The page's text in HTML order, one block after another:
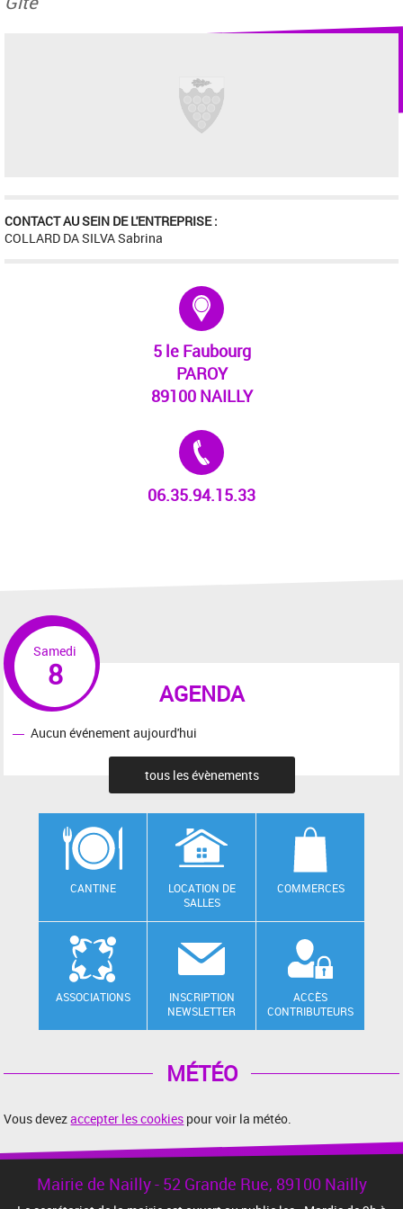
CONTACT AU SEIN DE L'ENTREPRISE :
COLLARD DA SILVA Sabrina
5 le Faubourg
PAROY
89100 NAILLY
06.35.94.15.33
AGENDA
Samedi
8
Aucun événement aujourd'hui
tous les évènements
CANTINE
LOCATION DE
SALLES
COMMERCES
ASSOCIATIONS
INSCRIPTION
NEWSLETTER
ACCÈS
CONTRIBUTEURS
MÉTÉO
Vous devezaccepter les cookies pour voir la météo.
Mairie de Nailly - 52 Grande Rue, 89100 Nailly